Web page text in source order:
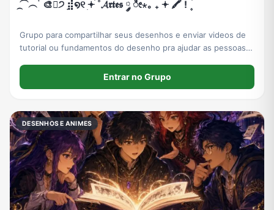
⏜᷼︵ ࣪ 🎨🫟੭ ࣭⣾໑୧ ׅ𖥔ׄ ˚𝓐𝖗𝖙𝖊𝖘 ༘ ೀ⋆｡ ₊ 𖥔 🖍️ ! ۪ ׄ
Grupo para compartilhar seus desenhos e enviar videos de
tutorial ou fundamentos do desenho pra ajudar as pessoas
Entrar no Grupo
DESENHOS E ANIMES